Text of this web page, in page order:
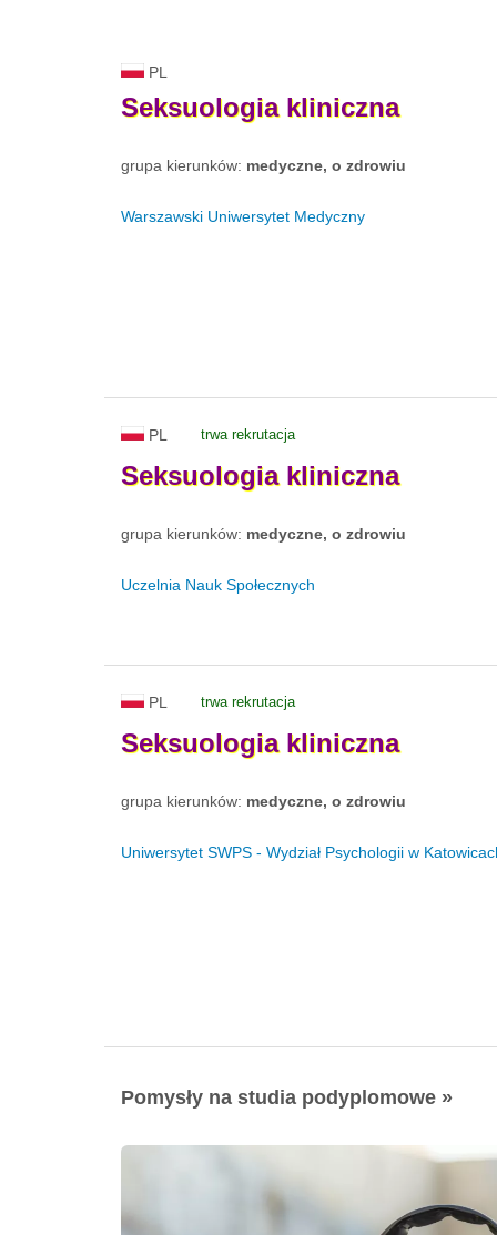
PL
Seksuologia kliniczna
grupa kierunków: medyczne, o zdrowiu
Warszawski Uniwersytet Medyczny
PL trwa rekrutacja
Seksuologia kliniczna
grupa kierunków: medyczne, o zdrowiu
Uczelnia Nauk Społecznych
PL trwa rekrutacja
Seksuologia kliniczna
grupa kierunków: medyczne, o zdrowiu
Uniwersytet SWPS - Wydział Psychologii w
Pomysły na studia podyplomowe »